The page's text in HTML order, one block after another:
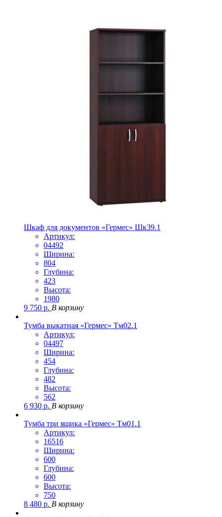
Шкаф для документов «Гермес» Шк39.1
Артикул:
04492
Ширина:
804
Глубина:
423
Высота:
1980
9 750 р. В корзину
Тумба выкатная «Гермес» Тм02.1
Артикул:
04497
Ширина:
454
Глубина:
482
Высота:
562
6 930 р. В корзину
Тумба три ящика «Гермес» Тм01.1
Артикул:
16516
Ширина:
600
Глубина:
600
Высота:
750
8 480 р. В корзину